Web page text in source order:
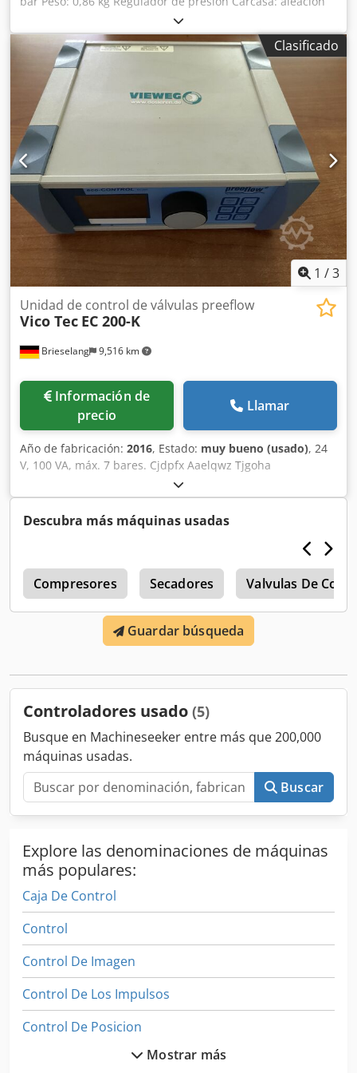
de zinc Sin manómetro Incluye manual de instrucciones
¡Hay 10 unidades disponibles! Cedpfxod Ih N Sj Aageha
Clasificado
1 /3
Brieselang 9,516 km
Unidad de control de válvulas preeflow
Vico Tec EC 200-K
Información de
precio
Llamar
Año de fabricación: 2016, Estado: muy bueno (usado), 24
V, 100 VA, máx. 7 bares. Cjdpfx Aaelqwz Tjgoha
Descubra más máquinas usadas
Compresores Secadores Valvulas De
Guardar búsqueda
Controladores usado (5)
Busque en Machineseeker entre más que 200,000
máquinas usadas.
Buscar
Explore las denominaciones de máquinas
más populares:
Caja De Control
Control
Control De Imagen
Control De Los Impulsos
Control De Posicion
Mostrar más